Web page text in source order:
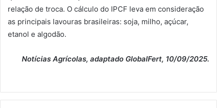
relação de troca. O cálculo do IPCF leva em consideração
as principais lavouras brasileiras: soja, milho, açúcar,
etanol e algodão.
Notícias Agrícolas, adaptado GlobalFert, 10/09/2025.